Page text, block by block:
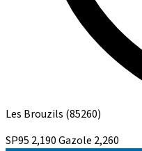
Les Brouzils (85260)
SP95 2,190Gazole 2,260